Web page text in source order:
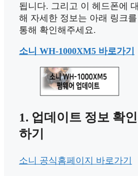
됩니다. 그리고 이 헤드폰에 대
해 자세한 정보는 아래 링크를
통해 확인해주세요.
소니 WH-1000XM5 바로가기
1. 업데이트 정보 확인
하기
소니 공식홈페이지 바로가기